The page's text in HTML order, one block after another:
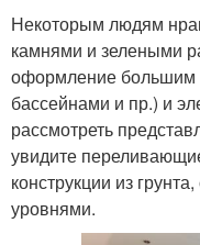
Некоторым людям
камнями и зелеными
оформление большим
бассейнами и пр.) и
рассмотреть
увидите
конструкции из
уровнями.